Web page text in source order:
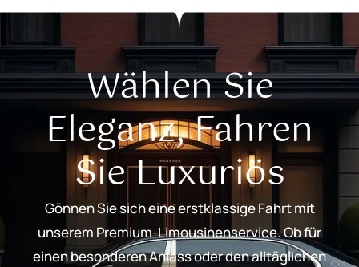
Wählen Sie
Eleganz, Fahren
Sie Luxuriös
Gönnen Sie sich eine erstklassige Fahrt mit
unserem Premium-Limousinenservice. Ob für
einen besonderen Anlass oder den alltäglichen